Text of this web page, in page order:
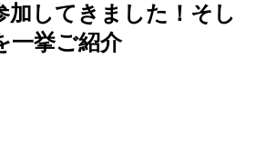
加してきました！そし
一挙ご紹介